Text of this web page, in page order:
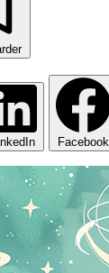
Facebook